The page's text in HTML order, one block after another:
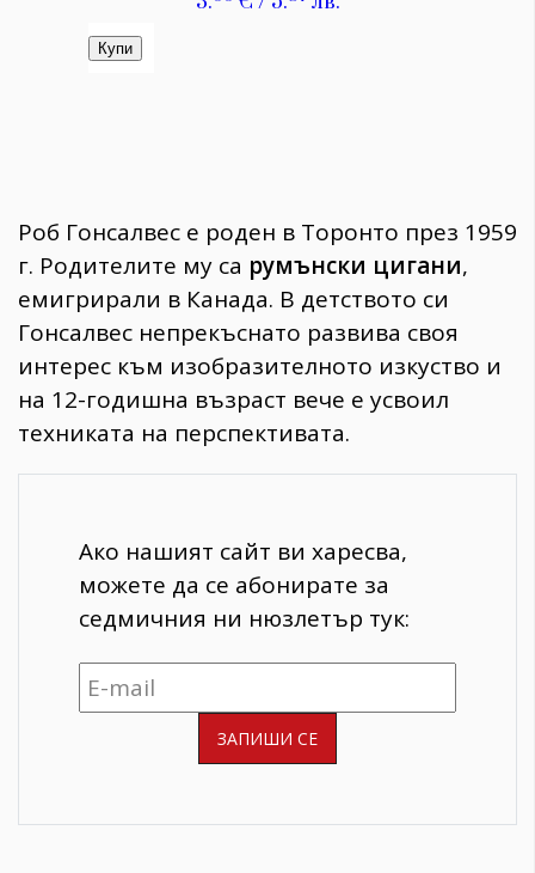
Роб Гонсалвес е роден в Торонто през 1959
г. Родителите му са румънски цигани,
емигрирали в Канада. В детството си
Гонсалвес непрекъснато развива своя
интерес към изобразителното изкуство и
на 12-годишна възраст вече е усвоил
техниката на перспективата.
Ако нашият сайт ви харесва,
можете да се абонирате за
седмичния ни нюзлетър тук: